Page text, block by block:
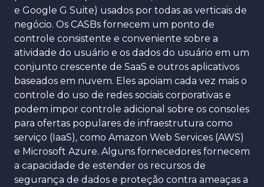
e Google G Suite) usados ​​por todas as verticais de
negócio. Os CASBs fornecem um ponto de
controle consistente e conveniente sobre a
atividade do usuário e os dados do usuário em um
conjunto crescente de SaaS e outros aplicativos
baseados em nuvem. Eles apoiam cada vez mais o
controle do uso de redes sociais corporativas e
podem impor controle adicional sobre os consoles
para ofertas populares de infraestrutura como
serviço (IaaS), como Amazon Web Services (AWS)
e Microsoft Azure. Alguns fornecedores fornecem
a capacidade de estender os recursos de
segurança de dados e proteção contra ameaças a